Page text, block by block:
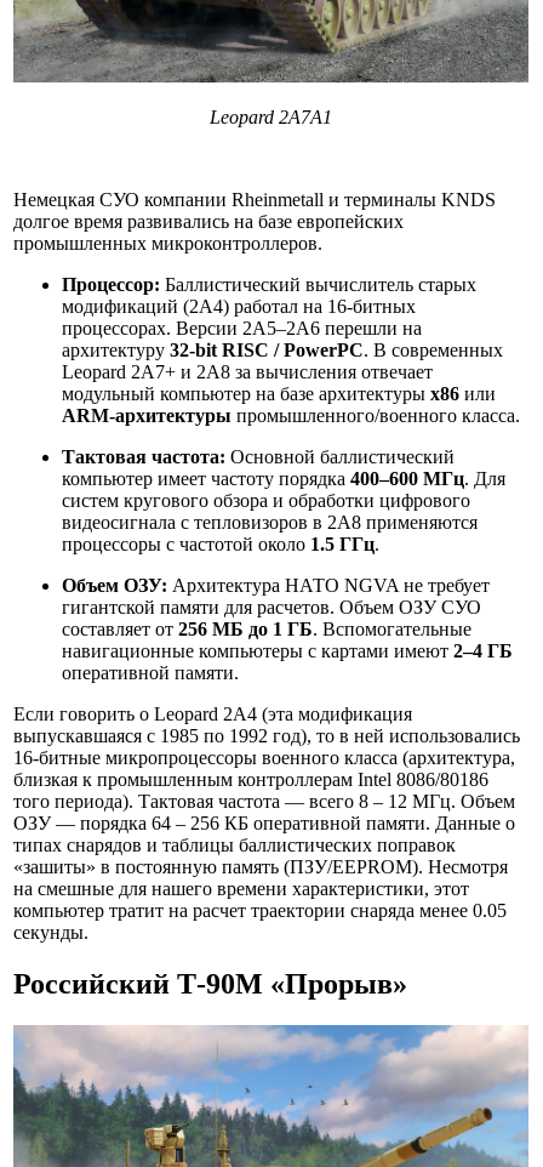
Leopard 2A7A1
Немецкая СУО компании Rheinmetall и терминалы KNDS
долгое время развивались на базе европейских
промышленных микроконтроллеров.
Процессор: Баллистический вычислитель старых
модификаций (2A4) работал на 16-битных
процессорах. Версии 2A5–2A6 перешли на
архитектуру 32-bit RISC / PowerPC. В современных
Leopard 2A7+ и 2A8 за вычисления отвечает
модульный компьютер на базе архитектуры x86 или
ARM-архитектуры промышленного/военного класса.
Тактовая частота: Основной баллистический
компьютер имеет частоту порядка 400–600 МГц. Для
систем кругового обзора и обработки цифрового
видеосигнала с тепловизоров в 2A8 применяются
процессоры с частотой около 1.5 ГГц.
Объем ОЗУ: Архитектура НАТО NGVA не требует
гигантской памяти для расчетов. Объем ОЗУ СУО
составляет от 256 МБ до 1 ГБ. Вспомогательные
навигационные компьютеры с картами имеют 2–4 ГБ
оперативной памяти.
Если говорить о Leopard 2A4 (эта модификация
выпускавшаяся с 1985 по 1992 год), то в ней использовались
16-битные микропроцессоры военного класса (архитектура,
близкая к промышленным контроллерам Intel 8086/80186
того периода). Тактовая частота — всего 8 – 12 МГц. Объем
ОЗУ — порядка 64 – 256 КБ оперативной памяти. Данные о
типах снарядов и таблицы баллистических поправок
«зашиты» в постоянную память (ПЗУ/EEPROM). Несмотря
на смешные для нашего времени характеристики, этот
компьютер тратит на расчет траектории снаряда менее 0.05
секунды.
Российский Т-90М «Прорыв»